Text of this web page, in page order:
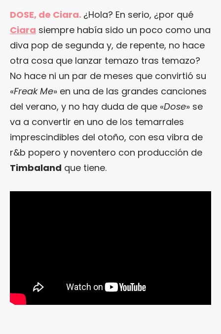
DOSE, de Ciara. ¿Hola? En serio, ¿por qué
Ciara siempre había sido un poco como una
diva pop de segunda y, de repente, no hace
otra cosa que lanzar temazo tras temazo?
No hace ni un par de meses que convirtió su
«Freak Me» en una de las grandes canciones
del verano, y no hay duda de que «Dose» se
va a convertir en uno de los temarrales
imprescindibles del otoño, con esa vibra de
r&b popero y noventero con producción de
Timbaland que tiene.